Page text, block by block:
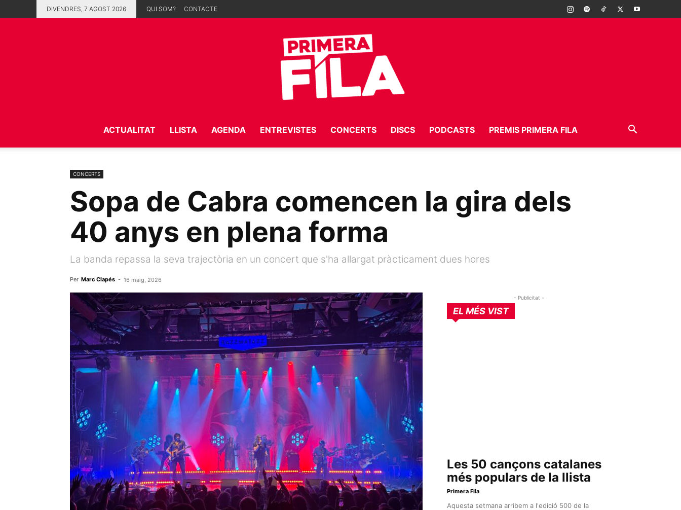
DIVENDRES, 7 AGOST 2026 QUI SOM? CONTACTE
Fila
ACTUALITAT LLISTA AGENDA ENTREVISTES CONCERTS DISCS PODCASTS PREMIS PRIMERA FILA
CONCERTS
Sopa de Cabra comencen la gira dels
40 anys en plena forma
La banda repassa la seva trajectòria en un concert que s'ha allargat pràcticament dues hores
Per Marc Clapés - 16 maig, 2026
- Publicitat -
EL MÉS VIST
Les 50 cançons catalanes
més populars de la llista
Primera Fila
Aquesta setmana arribem a l'edició 500 de la